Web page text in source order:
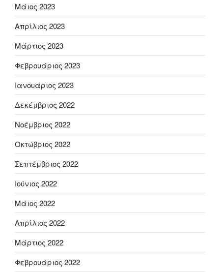
Μάιος 2023
Απρίλιος 2023
Μάρτιος 2023
Φεβρουάριος 2023
Ιανουάριος 2023
Δεκέμβριος 2022
Νοέμβριος 2022
Οκτώβριος 2022
Σεπτέμβριος 2022
Ιούνιος 2022
Μάιος 2022
Απρίλιος 2022
Μάρτιος 2022
Φεβρουάριος 2022